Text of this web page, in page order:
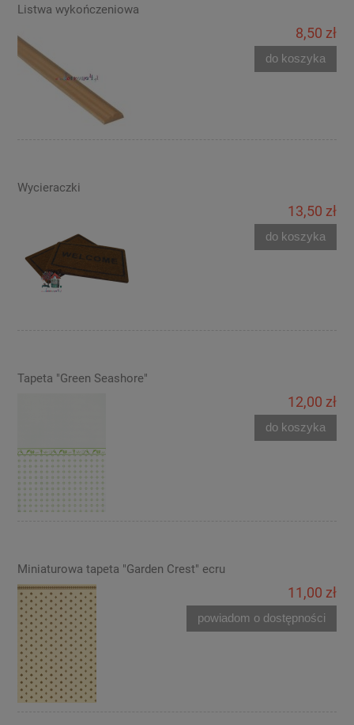
Listwa wykończeniowa
8,50 zł
do koszyka
Wycieraczki
13,50 zł
do koszyka
Tapeta "Green Seashore"
12,00 zł
do koszyka
Miniaturowa tapeta "Garden Crest" ecru
11,00 zł
powiadom o dostępności